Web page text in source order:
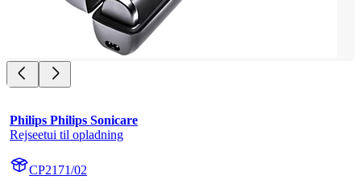
Philips Philips Sonicare
Rejseetui til opladning
CP2171/02